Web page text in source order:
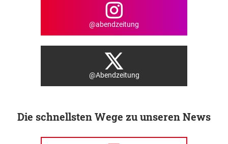
@abendzeitung
@Abendzeitung
Die schnellsten Wege zu unseren News